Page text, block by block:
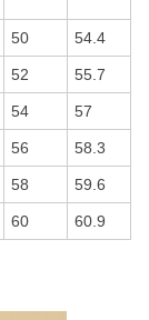
50 54.4
52 55.7
54 57
56 58.3
58 59.6
60 60.9